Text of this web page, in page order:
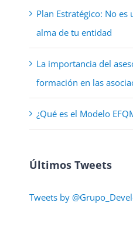
Plan Estratégico: No
alma de tu entidad
La importancia del
formación en las
¿Qué es el Modelo
Últimos Tweets
Tweets by